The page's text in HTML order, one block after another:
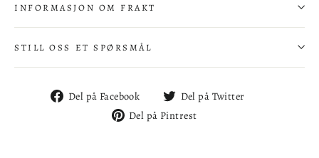
INFORMASJON OM FRAKT
STILL OSS ET SPØRSMÅL
Del på Facebook
Del
på
Del på Twitter
Del på Pintrest